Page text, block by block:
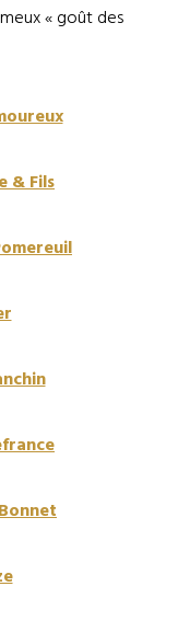
« goût des
& Fils